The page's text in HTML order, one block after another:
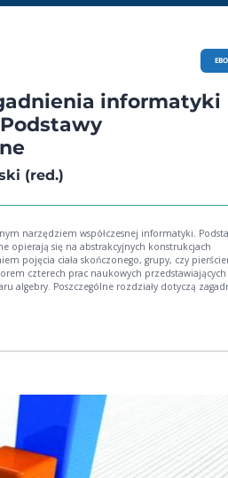
informatyki
(red.)
narzędziem współczesnej informatyki.
opierają się na abstrakcyjnych konstrukcjach
pojęcia ciała skończonego, grupy, czy
czterech prac naukowych przedstawiających
algebry. Poszczególne rozdziały dotyczą